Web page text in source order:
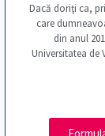
Dacă doriţi ca,
care
din anul
Universitatea de